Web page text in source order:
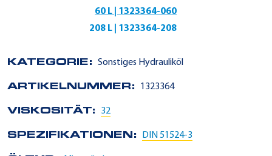
60 L | 1323364-060
208 L | 1323364-208
KATEGORIE: Sonstiges Hydrauliköl
ARTIKELNUMMER: 1323364
VISKOSITÄT: 32
SPEZIFIKATIONEN: DIN 51524-3